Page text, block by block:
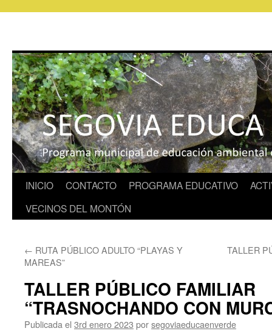
INICIO CONTACTO PROGRAMA EDUCATIVO
VECINOS DEL MONTÓN
← RUTA PÚBLICO ADULTO “PLAYAS Y
MAREAS”
TALLER
TALLER PÚBLICO FAMILIAR
“TRASNOCHANDO CON
Publicada el 3rd enero 2023 porsegoviaeducaenverde